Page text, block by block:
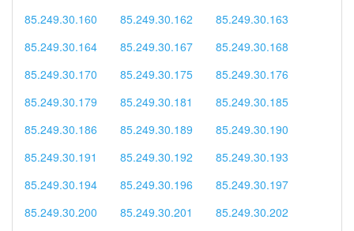
85.249.30.160
85.249.30.162
85.249.30.163
85.249.30.164
85.249.30.167
85.249.30.168
85.249.30.170
85.249.30.175
85.249.30.176
85.249.30.179
85.249.30.181
85.249.30.185
85.249.30.186
85.249.30.189
85.249.30.190
85.249.30.191
85.249.30.192
85.249.30.193
85.249.30.194
85.249.30.196
85.249.30.197
85.249.30.200
85.249.30.201
85.249.30.202